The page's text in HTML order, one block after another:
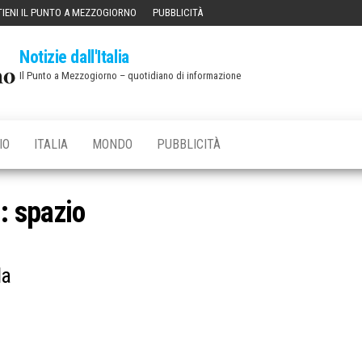
IL PUNTO A MEZZOGIORNO PUBBLICITÀ
Notizie dall'Italia
Il Punto a Mezzogiorno – quotidiano di informazione
ITALIA MONDO PUBBLICITÀ
spazio